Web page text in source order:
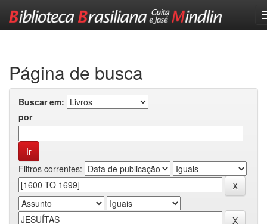
Página de busca
Buscar em:
por
Filtros correntes: